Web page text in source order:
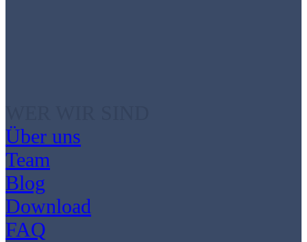
Über uns
Team
Blog
Download
FAQ